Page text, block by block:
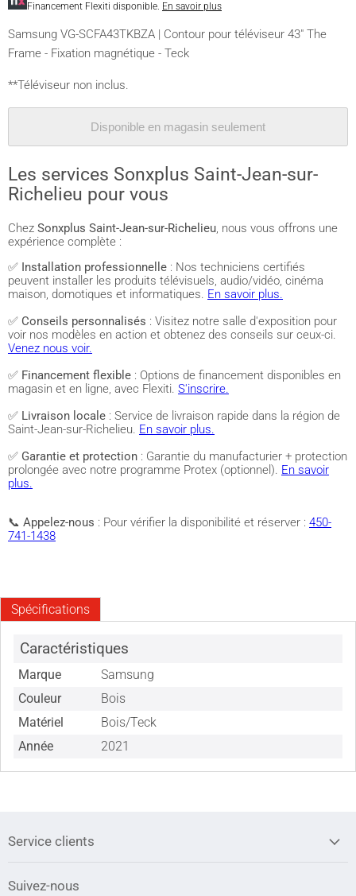
Financement Flexiti disponible. En savoir plus
Samsung VG-SCFA43TKBZA | Contour pour téléviseur 43" The
Frame - Fixation magnétique - Teck
**Téléviseur non inclus.
Disponible en magasin seulement
Les services Sonxplus Saint-Jean-sur-
Richelieu pour vous
Chez Sonxplus Saint-Jean-sur-Richelieu, nous vous offrons une
expérience complète :
✅ Installation professionnelle : Nos techniciens certifiés
peuvent installer les produits télévisuels, audio/vidéo, cinéma
maison, domotiques et informatiques. En savoir plus.
✅ Conseils personnalisés : Visitez notre salle d'exposition pour
voir nos modèles en action et obtenez des conseils sur ceux-ci.
Venez nous voir.
✅ Financement flexible : Options de financement disponibles en
magasin et en ligne, avec Flexiti. S'inscrire.
✅ Livraison locale : Service de livraison rapide dans la région de
Saint-Jean-sur-Richelieu. En savoir plus.
✅ Garantie et protection : Garantie du manufacturier + protection
prolongée avec notre programme Protex (optionnel). En savoir
plus.
📞 Appelez-nous : Pour vérifier la disponibilité et réserver : 450-
741-1438
Spécifications
Caractéristiques
Marque
Samsung
Couleur
Bois
Matériel
Bois/Teck
Année
2021
Service clients
Suivez-nous